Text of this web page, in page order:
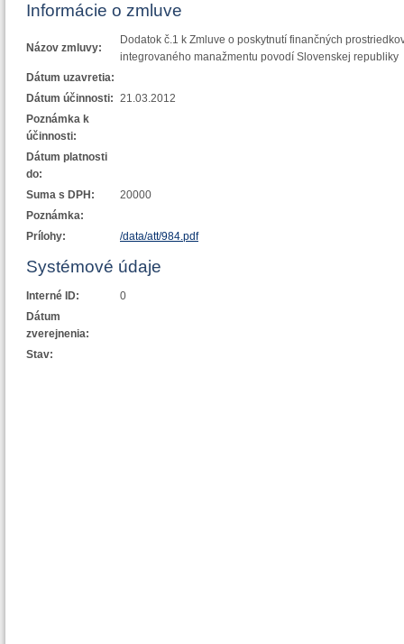
Informácie o zmluve
Názov zmluvy:
Dodatok č.1 k Zmluve o poskytnutí finančných
integrovaného manažmentu povodí Slovenskej republiky
Dátum uzavretia:
Dátum účinnosti: 21.03.2012
Poznámka k
účinnosti:
Dátum platnosti
do:
Suma s DPH:
20000
Poznámka:
Prílohy:
/data/att/984.pdf
Systémové údaje
Interné ID:
0
Dátum
zverejnenia:
Stav: